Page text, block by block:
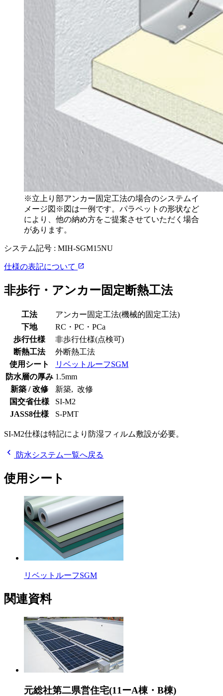
※立上り部アンカー固定工法の場合のシステムイ
メージ図※図は一例です。パラペットの形状など
により、他の納め方をご提案させていただく場合
があります。
システム記号 : MIH-SGM15NU
仕様の表記について open_in_new
非歩行・アンカー固定断熱工法
工法
アンカー固定工法(機械的固定工法)
下地
RC・PC・PCa
歩行仕様
非歩行仕様(点検可)
断熱工法
外断熱工法
使用シート
リベットルーフSGM
防水層の厚み 1.5mm
新築 / 改修
新築, 改修
国交省仕様
SI-M2
JASS8仕様
S-PMT
SI-M2仕様は特記により防湿フィルム敷設が必要。
chevron_left 防水システム一覧へ戻る
使用シート
リベットルーフSGM
関連資料
元総社第二県営住宅(11ーA棟・B棟)